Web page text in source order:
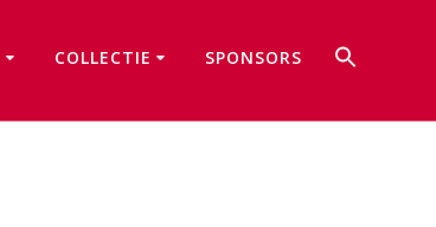
COLLECTIE SPONSORS